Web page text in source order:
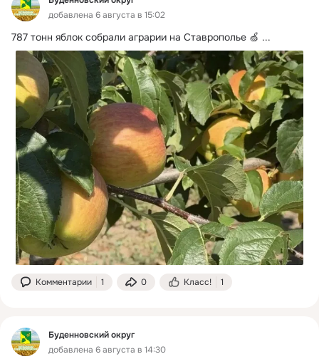
добавлена 6 августа в 15:02
787 тонн яблок собрали аграрии на Ставрополье 🍏 ...
Комментарии 1 0 Класс! 1
Буденновский округ
добавлена 6 августа в 14:30